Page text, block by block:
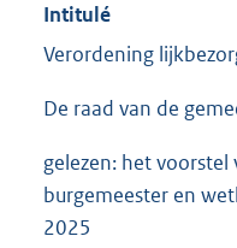
Intitulé
Verordening
De raad van de
gelezen: het voorstel
burgemeester en
2025